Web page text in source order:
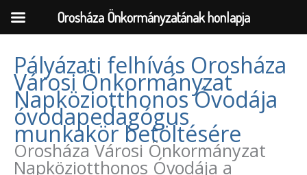
Skip
content
Pályázati felhívás Orosháza
Városi Önkormányzat
Napköziotthonos Óvodája
óvodapedagógus
munkakör betöltésére
Orosháza Városi Önkormányzat
Napköziotthonos Óvodája a
Orosháza Önkormányzatának honlapja